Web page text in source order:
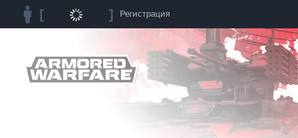
Регистрация